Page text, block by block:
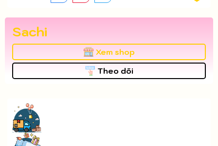
Sachi
Xem shop
Theo dõi